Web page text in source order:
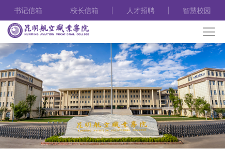
书记信箱 校长信箱 人才招聘 智慧校园